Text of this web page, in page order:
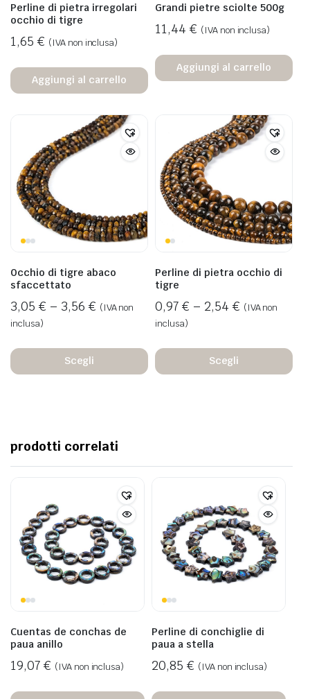
Perline di pietra irregolari
occhio di tigre
1,65 € (IVA non inclusa)
Aggiungi al carrello
Grandi pietre sciolte 500g
11,44 € (IVA non inclusa)
Aggiungi al carrello
Occhio di tigre abaco
sfaccettato
3,05 € – 3,56 € (IVA non
inclusa)
Scegli
Perline di pietra occhio di
tigre
0,97 € – 2,54 € (IVA non
inclusa)
Scegli
prodotti correlati
Cuentas de conchas de
paua anillo
19,07 € (IVA non inclusa)
Perline di conchiglie di
paua a stella
20,85 € (IVA non inclusa)